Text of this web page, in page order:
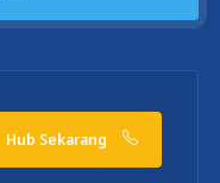
Hub Sekarang